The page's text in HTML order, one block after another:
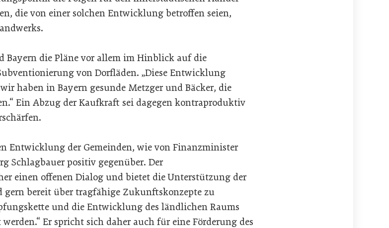
die von einer solchen Entwicklung betroffen seien,
Bayern die Pläne vor allem im Hinblick auf die
von Dorfläden. „Diese Entwicklung
haben in Bayern gesunde Metzger und Bäcker, die
Ein Abzug der Kaufkraft sei dagegen kontraproduktiv
Entwicklung der Gemeinden, wie von Finanzminister
Schlagbauer positiv gegenüber. Der
einen offenen Dialog und bietet die Unterstützung der
gern bereit über tragfähige Zukunftskonzepte zu
und die Entwicklung des ländlichen Raums
Er spricht sich daher auch für eine Förderung des